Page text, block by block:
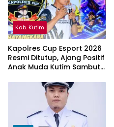
Kab. Kutim
Kapolres Cup Esport 2026
Resmi Ditutup, Ajang Positif
Anak Muda Kutim Sambut